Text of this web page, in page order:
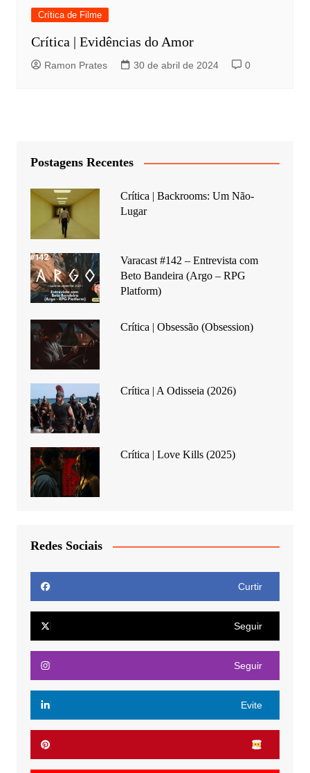
Crítica de Filme
Crítica | Evidências do Amor
Ramon Prates 30 de abril de 2024 0
Postagens Recentes
Crítica | Backrooms: Um Não-
Lugar
Varacast #142 – Entrevista com
Beto Bandeira (Argo – RPG
Platform)
Crítica | Obsessão (Obsession)
Crítica | A Odisseia (2026)
Crítica | Love Kills (2025)
Redes Sociais
Curtir
Seguir
Seguir
Evite